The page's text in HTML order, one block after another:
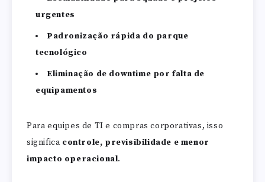
urgentes
Padronização rápida do parque
tecnológico
Eliminação de downtime por falta de
equipamentos
Para equipes de TI e compras corporativas, isso
significa controle, previsibilidade e menor
impacto operacional.